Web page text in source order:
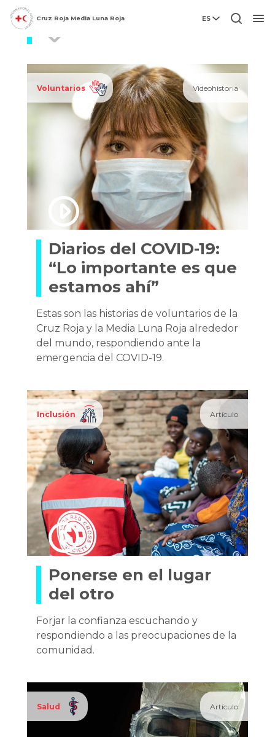
Cruz Roja Media Luna Roja ES
Voluntarios Videohistoria
Diarios del COVID-19:
“Lo importante es que
estamos ahí”
Estas son las historias de voluntarios de la
Cruz Roja y la Media Luna Roja alrededor
del mundo, respondiendo ante la
emergencia del COVID-19.
Inclusión Artículo
Ponerse en el lugar
del otro
Forjar la confianza escuchando y
respondiendo a las preocupaciones de la
comunidad.
Salud Artículo